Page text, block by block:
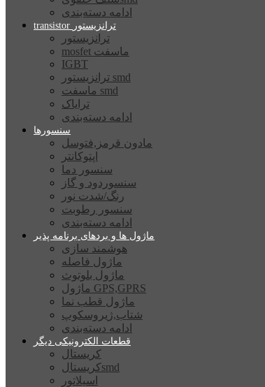
ادامه دسته‌بندی
transistor ترانزیستور
ترانزیستور
mosfet ماسفت
IGBT
ترانزیستور smd
ماسفت smd
ترایاک
ادامه دسته‌بندی
سنسورها
مادون قرمز,فتوسل
اپتوکانتر
سنسور دما
سنسوردود و گاز
رنگ/شدت نور
سنسور رطوبت
ادامه دسته‌بندی
ماژول ها و بردهای برنامه پذیر
هوشمند سازی
ماژول فاصله
ماژول بلوتوث
ماژول GPS,GPRS
ماژول قطب نما
شتاب,ژیروسکوپ
ادامه دسته‌بندی
قطعات الکترونیکی دیگر
کریستال
کریستالsmd
اسیلاتور